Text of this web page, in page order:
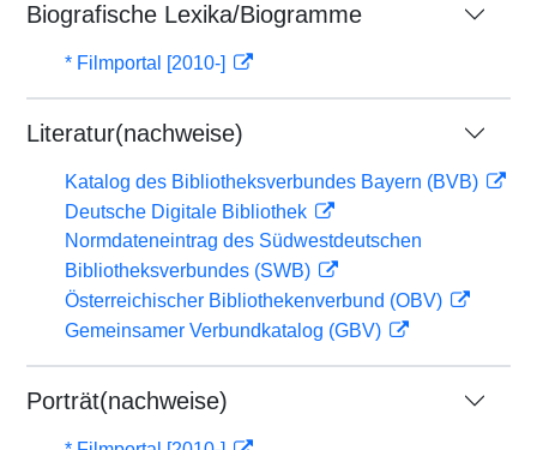
Biografische Lexika/Biogramme
* Filmportal [2010-]
Literatur(nachweise)
Katalog des Bibliotheksverbundes Bayern (BVB)
Deutsche Digitale Bibliothek
Normdateneintrag des Südwestdeutschen
Bibliotheksverbundes (SWB)
Österreichischer Bibliothekenverbund (OBV)
Gemeinsamer Verbundkatalog (GBV)
Porträt(nachweise)